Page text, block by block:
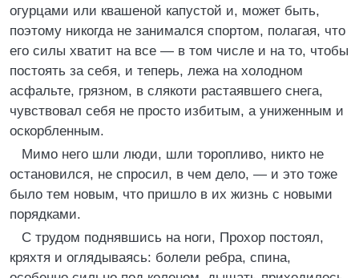
огурцами или квашеной капустой и, может быть,
поэтому никогда не занимался спортом, полагая, что
его силы хватит на все — в том числе и на то, чтобы
постоять за себя, и теперь, лежа на холодном
асфальте, грязном, в слякоти растаявшего снега,
чувствовал себя не просто избитым, а униженным и
оскорбленным.
Мимо него шли люди, шли торопливо, никто не
остановился, не спросил, в чем дело, — и это тоже
было тем новым, что пришло в их жизнь с новыми
порядками.
С трудом поднявшись на ноги, Прохор постоял,
кряхтя и оглядываясь: болели ребра, спина,